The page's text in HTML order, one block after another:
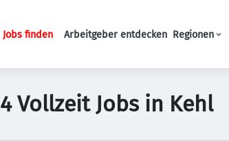
Haupt-Navigation
Jobs finden Arbeitgeber entdecken Regionen
4 Vollzeit Jobs in Kehl